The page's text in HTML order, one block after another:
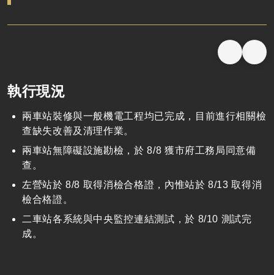
執行現況
兩車站裝修與一般機電工程均已完成，目前進行相關檢
查缺失改善及清理作業。
兩車站無障礙設施勘檢，於 8/8 獲市府工務局同意備
查。
左營站於 8/8 取得消檢合格證，內惟站於 8/13 取得消
檢合格證。
二車站各系統與中央監控連結測試，於 8/10 測試完
成。